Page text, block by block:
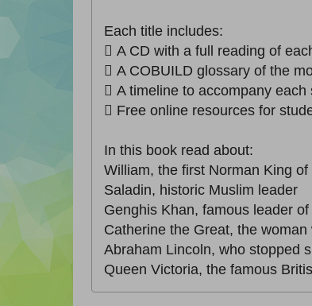
Each title includes:
 A CD with a full reading of
 A COBUILD glossary of the
 A timeline to accompany each
 Free online resources for
In this book read about:
William, the first Norman King of
Saladin, historic Muslim leader
Genghis Khan, famous leader
Catherine the Great, the
Abraham Lincoln, who stopped
Queen Victoria, the famous